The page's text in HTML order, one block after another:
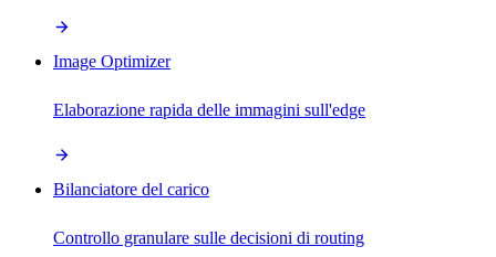
Image Optimizer
Elaborazione rapida delle immagini sull'edge
Bilanciatore del carico
Controllo granulare sulle decisioni di routing